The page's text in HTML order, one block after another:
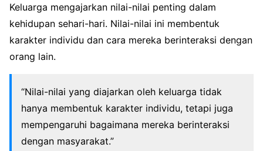
Keluarga mengajarkan nilai-nilai penting dalam
kehidupan sehari-hari. Nilai-nilai ini membentuk
karakter individu dan cara mereka berinteraksi dengan
orang lain.
“Nilai-nilai yang diajarkan oleh keluarga tidak
hanya membentuk karakter individu, tetapi juga
mempengaruhi bagaimana mereka berinteraksi
dengan masyarakat.”